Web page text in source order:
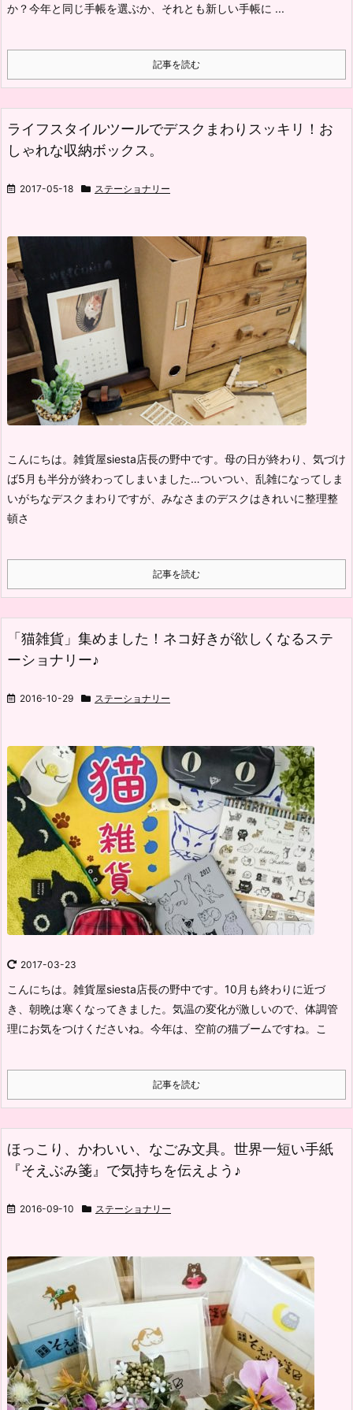
か？今年と同じ手帳を選ぶか、それとも新しい手帳に ...
記事を読む
ライフスタイルツールでデスクまわりスッキリ！お
しゃれな収納ボックス。
2017-05-18 ステーショナリー
こんにちは。雑貨屋siesta店長の野中です。 母の日が終わり、気づけ
ば5月も半分が終わってしまいました…ついつい、乱雑になってしま
いがちなデスクまわりですが、 みなさまのデスクはきれいに整理整
頓さ
記事を読む
「猫雑貨」集めました！ネコ好きが欲しくなるステ
ーショナリー♪
2016-10-29 ステーショナリー
2017-03-23
こんにちは。雑貨屋siesta店長の野中です。 10月も終わりに近づ
き、朝晩は寒くなってきました。 気温の変化が激しいので、体調管
理にお気をつけくださいね。 今年は、空前の猫ブームですね。 こ
記事を読む
ほっこり、かわいい、なごみ文具。世界一短い手紙
『そえぶみ箋』で気持ちを伝えよう♪
2016-09-10 ステーショナリー